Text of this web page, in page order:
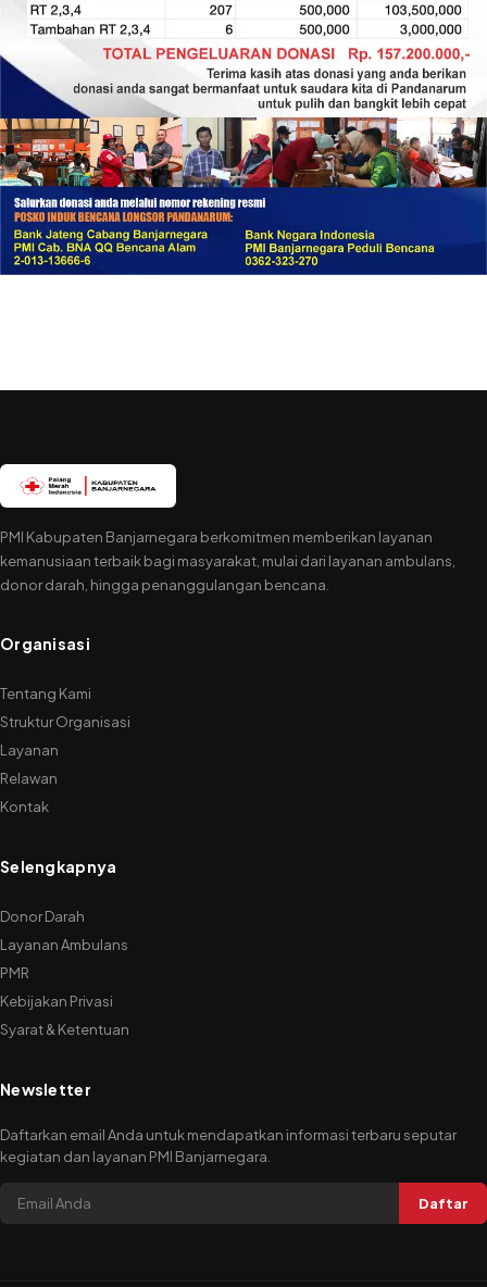
PMI Kabupaten Banjarnegara berkomitmen memberikan layanan
kemanusiaan terbaik bagi masyarakat, mulai dari layanan ambulans,
donor darah, hingga penanggulangan bencana.
Organisasi
Tentang Kami
Struktur Organisasi
Layanan
Relawan
Kontak
Selengkapnya
Donor Darah
Layanan Ambulans
PMR
Kebijakan Privasi
Syarat & Ketentuan
Newsletter
Daftarkan email Anda untuk mendapatkan informasi terbaru seputar
kegiatan dan layanan PMI Banjarnegara.
Daftar